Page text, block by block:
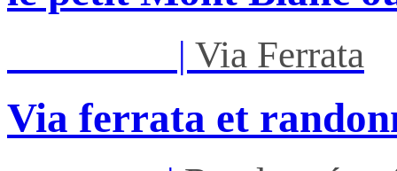
| Via Ferrata
Via ferrata et